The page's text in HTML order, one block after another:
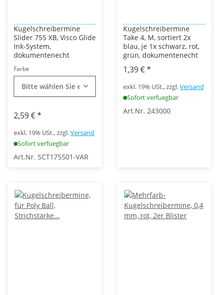
Kugelschreibermine
Slider 755 XB, Visco Glide
Ink-System,
dokumentenecht
Farbe
Bitte wählen Sie eine Variation.
2,59 €*
exkl. 19% USt., zzgl.Versand
Sofort verfuegbar
Art.Nr. SCT175501-VAR
Kugelschreibermine
Take 4, M, sortiert 2x
blau, je 1x schwarz, rot,
grün, dokumentenecht
1,39 €*
exkl. 19% USt., zzgl.Versand
Sofort verfuegbar
Art.Nr. 243000